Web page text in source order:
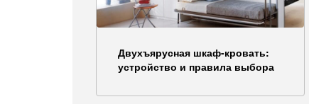
Двухъярусная шкаф-кровать:
устройство и правила выбора